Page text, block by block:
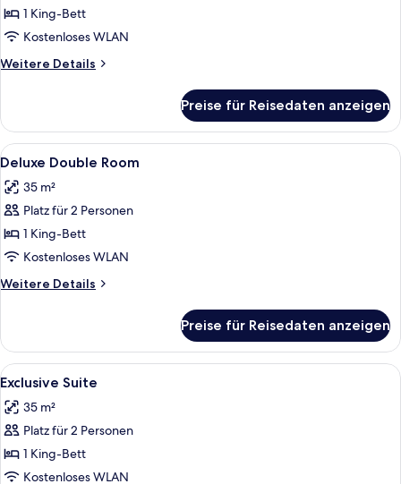
1 King-Bett
Kostenloses WLAN
Weitere Details
Weitere
Penthouse
Preise für Reisedaten anzeigen
Alle
Fotos
für
Deluxe
Double
Room
anzeigen
Ein Hotelzimmer mit einem Bett,
8
Deluxe Double Room
35 m²
Platz für 2 Personen
1 King-Bett
Kostenloses WLAN
Weitere Details
Weitere
Double
Room
Preise für Reisedaten anzeigen
Alle
Fotos
für
Exclusive
Suite
anzeigen
Ein modernes Interieur mit einer
12
Exclusive Suite
35 m²
Platz für 2 Personen
1 King-Bett
Kostenloses WLAN